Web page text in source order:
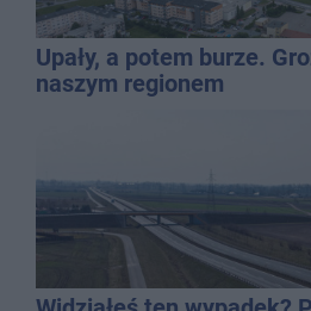
Upały, a potem burze.
naszym regionem